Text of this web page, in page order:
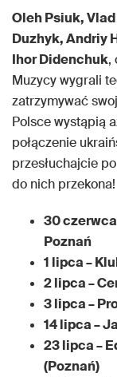
Oleh Psiuk,
Duzhyk, Andriy
Ihor Didenchuk,
Muzycy wygrali
zatrzymywać
Polsce wystąpią
połączenie
przesłuchajcie
do nich przekona!
30 czerwca
Poznań
1 lipca –
2 lipca –
3 lipca –
14 lipca –
23 lipca –
(Poznań)